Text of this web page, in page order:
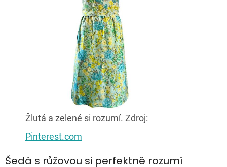
Žlutá a zelené si rozumí. Zdroj:
Pinterest.com
Šedá s růžovou si perfektně rozumí